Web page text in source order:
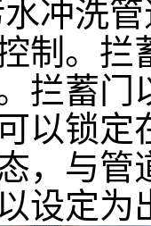
冲洗
制。
拦蓄
以锁
，与
设定为